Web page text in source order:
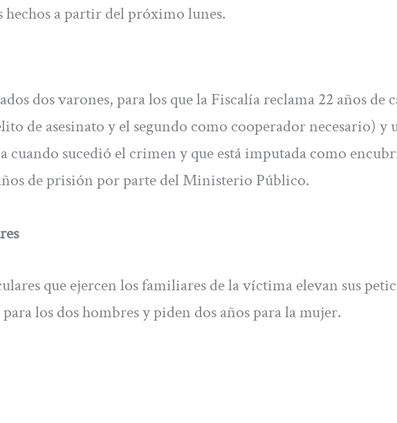
a partir del próximo lunes.
dos varones, para los que la Fiscalía reclama 22 años de
de asesinato y el segundo como cooperador necesario) y
cuando sucedió el crimen y que está imputada como
de prisión por parte del Ministerio Público.
que ejercen los familiares de la víctima elevan sus
para los dos hombres y piden dos años para la mujer.